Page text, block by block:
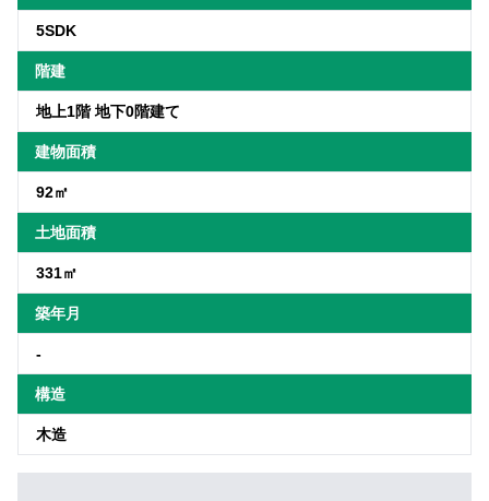
5SDK
階建
地上1階 地下0階建て
建物面積
92㎡
土地面積
331㎡
築年月
-
構造
木造